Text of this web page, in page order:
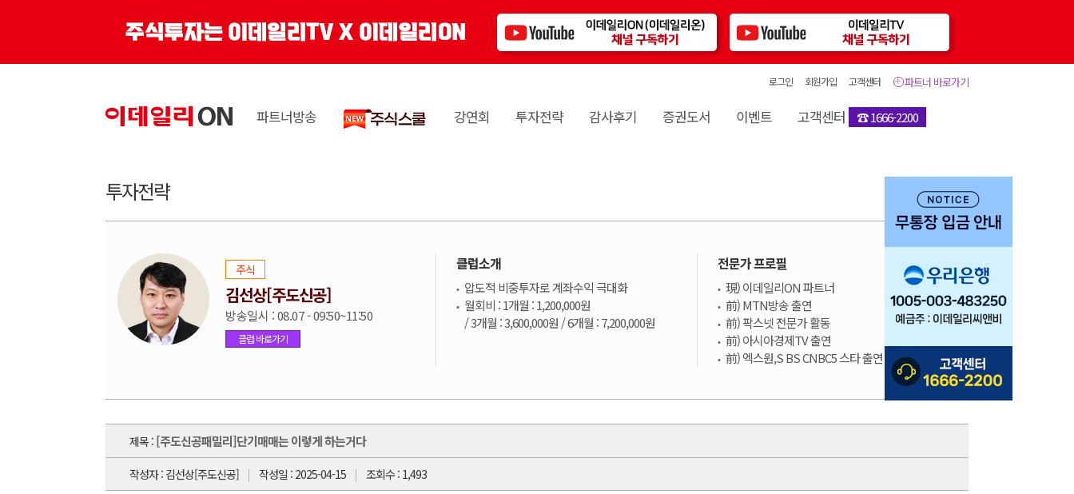
파트너 바로가기
로그인 회원가입 고객센터
파트너방송 강연회 투자전략 감사후기 증권도서 이벤트 고객센터 ☎ 1666-2200
투자전략
주식
김선상[주도신공]
방송일시 : 08.07 - 09:50~11:50
클럽 바로가기
클럽소개
압도적 비중투자로 계좌수익 극대화
월회비 : 1개월 : 1,200,000원
/ 3개월 : 3,600,000원 / 6개월 : 7,200,000원
전문가 프로필
現) 이데일리ON 파트너
前) MTN방송 출연
前) 팍스넷 전문가 활동
前) 아시아경제TV 출연
前) 엑스원,S BS CNBC5 스타 출연
제목 : [주도신공패밀리]단기매매는 이렇게 하는거다
작성자 : 김선상[주도신공] 작성일 : 2025-04-15 조회수 : 1,493